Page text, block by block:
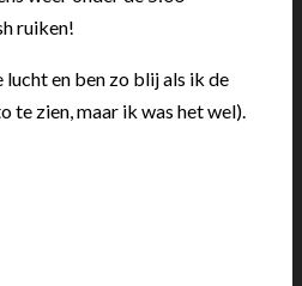
ruiken!
lucht en ben zo blij als ik de
te zien, maar ik was het wel).